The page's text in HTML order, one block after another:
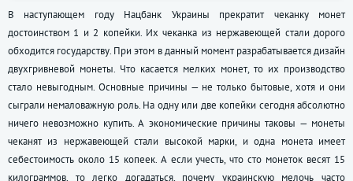
В наступающем году Нацбанк Украины прекратит чеканку монет
достоинством 1 и 2 копейки. Их чеканка из нержавеющей стали дорого
обходится государству. При этом в данный момент разрабатывается дизайн
двухгривневой монеты. Что касается мелких монет, то их производство
стало невыгодным. Основные причины — не только бытовые, хотя и они
сыграли немаловажную роль. На одну или две копейки сегодня абсолютно
ничего невозможно купить. А экономические причины таковы — монеты
чеканят из нержавеющей стали высокой марки, и одна монета имеет
себестоимость около 15 копеек. А если учесть, что сто монеток весят 15
килограммов, то легко догадаться, почему украинскую мелочь часто